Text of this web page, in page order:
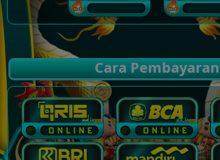
Cara Pembayaran